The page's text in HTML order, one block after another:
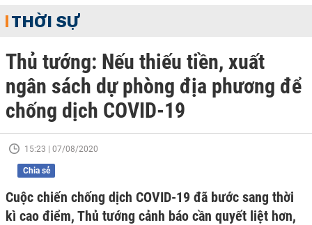
THỜI SỰ
Thủ tướng: Nếu thiếu tiền, xuất
ngân sách dự phòng địa phương để
chống dịch COVID-19
15:23 | 07/08/2020
Chia sẻ
Cuộc chiến chống dịch COVID-19 đã bước sang thời
kì cao điểm, Thủ tướng cảnh báo cần quyết liệt hơn,